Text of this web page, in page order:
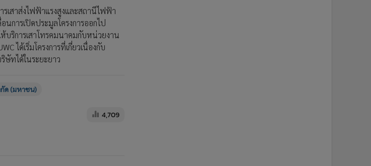
เสาส่งไฟฟ้าแรงสูงและสถานีไฟฟ้า
การเปิดประมูลโครงการออกไป
บริการเสาโทรคมนาคมกับหน่วยงาน
ได้เริ่มโครงการที่เกี่ยวเนื่องกับ
ษัทได้ในระยะยาว
ด (มหาชน)
4,709